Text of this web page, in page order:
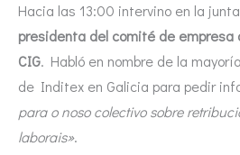
Hacia las 13:00 intervino en la junta
presidenta del comité de empresa
CIG. Habló en nombre de la
de Inditex en Galicia para pedir
para o noso colectivo sobre
laborais».